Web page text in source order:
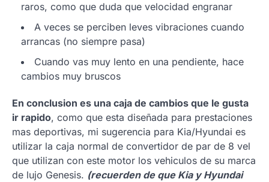
raros, como que duda que velocidad engranar
A veces se perciben leves vibraciones cuando
arrancas (no siempre pasa)
Cuando vas muy lento en una pendiente, hace
cambios muy bruscos
En conclusion es una caja de cambios que le gusta
ir rapido, como que esta diseñada para prestaciones
mas deportivas, mi sugerencia para Kia/Hyundai es
utilizar la caja normal de convertidor de par de 8 vel
que utilizan con este motor los vehiculos de su marca
de lujo Genesis. (recuerden de que Kia y Hyundai